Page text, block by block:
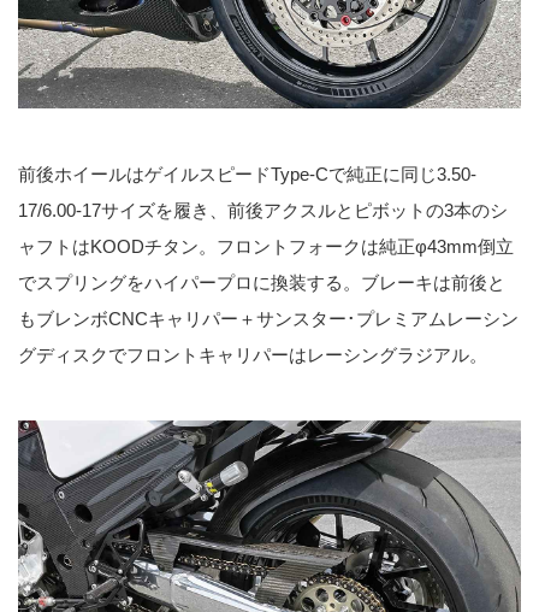
前後ホイールはゲイルスピードType-Cで純正に同じ3.50-
17/6.00-17サイズを履き、前後アクスルとピボットの3本のシ
ャフトはKOODチタン。フロントフォークは純正φ43mm倒立
でスプリングをハイパープロに換装する。ブレーキは前後と
もブレンボCNCキャリパー＋サンスター･プレミアムレーシン
グディスクでフロントキャリパーはレーシングラジアル。